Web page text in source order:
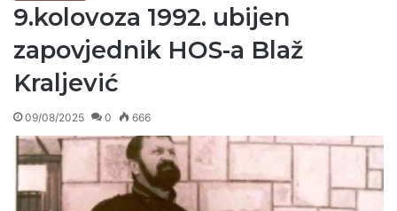
9.kolovoza 1992. ubijen
zapovjednik HOS-a Blaž
Kraljević
09/08/2025 0 666